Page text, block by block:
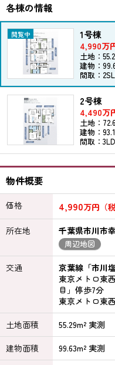
各棟の情報
1号棟
4,990万
土地：
建物：
間取：
2号棟
4,490万
土地：
建物：
間取：
物件概要
価格 4,990万円（税
所在地
千葉県市川市
周辺地図
交通
京葉線「市川
東京メトロ東
目」停歩7分
東京メトロ東
土地面積
55.29m² 実測
建物面積
99.63m² 実測